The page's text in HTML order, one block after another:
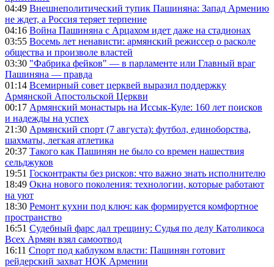
04:49 Внешнеполитический тупик Пашиняна: Запад Армению
не ждет, а Россия теряет терпение
04:16 Война Пашиняна с Арцахом идет даже на стадионах
03:55 Восемь лет ненависти: армянский режиссер о расколе
общества и произволе властей
03:30 "Фабрика фейков" — в парламенте или Главный враг
Пашиняна — правда
01:14 Всемирный совет церквей выразил поддержку
Армянской Апостольской Церкви
00:17 Армянский монастырь на Иссык-Куле: 160 лет поисков
и надежды на успех
21:30 Армянский спорт (7 августа): футбол, единоборства,
шахматы, легкая атлетика
20:37 Такого как Пашинян не было со времен нашествия
сельджуков
19:51 Госконтракты без рисков: что важно знать исполнителю
18:49 Окна нового поколения: технологии, которые работают
на уют
18:30 Ремонт кухни под ключ: как формируется комфортное
пространство
16:51 Судебный фарс дал трещину: Судья по делу Католикоса
Всех Армян взял самоотвод
16:11 Спорт под каблуком власти: Пашинян готовит
рейдерский захват НОК Армении